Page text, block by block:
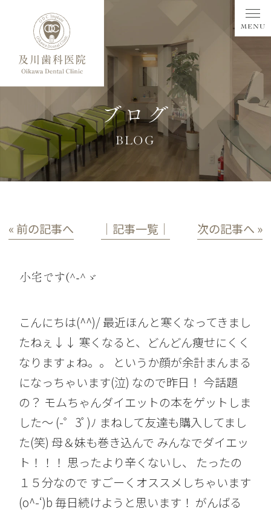
ブログ
BLOG
« 前の記事へ │記事一覧│ 次の記事へ »
小宅です(^-^ゞ
こんにちは(^^)/ 最近ほんと寒くなってきまし
たねぇ↓↓ 寒くなると、どんどん痩せにくく
なりますょね。。 というか顔が余計まんまる
になっちゃいます(泣) なので昨日！ 今話題
の？ モムちゃんダイエットの本をゲットしま
した〜 (-゜3ﾟ)ﾉ まねして友達も購入してまし
た(笑) 母＆妹も巻き込んで みんなでダイエッ
ト！！！ 思ったより辛くないし、 たったの
１５分なので すごーくオススメしちゃいます
(o^-‘)b 毎日続けようと思います！ がんばる